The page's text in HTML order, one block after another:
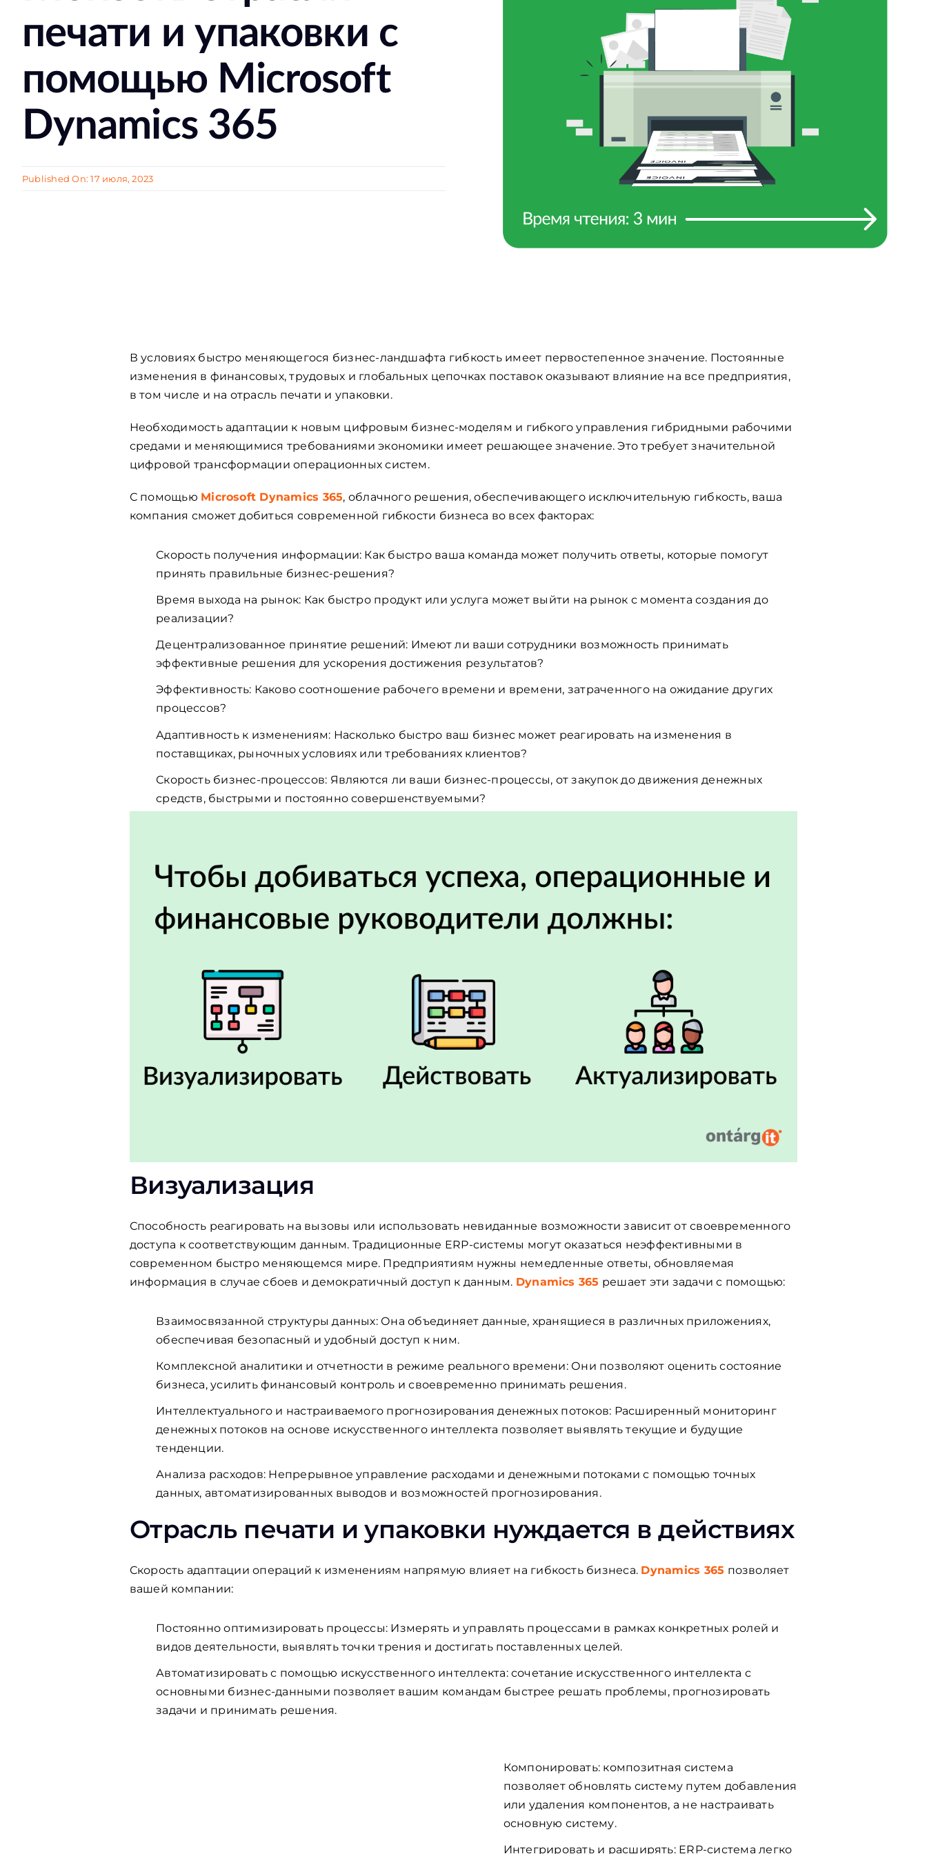
печати и упаковки с
помощью Microsoft
Dynamics 365
Published On: 17 июля, 2023
В условиях быстро меняющегося бизнес-ландшафта гибкость имеет первостепенное значение. Постоянные
изменения в финансовых, трудовых и глобальных цепочках поставок оказывают влияние на все предприятия,
в том числе и на отрасль печати и упаковки.
Необходимость адаптации к новым цифровым бизнес-моделям и гибкого управления гибридными рабочими
средами и меняющимися требованиями экономики имеет решающее значение. Это требует значительной
цифровой трансформации операционных систем.
С помощью Microsoft Dynamics 365, облачного решения, обеспечивающего исключительную гибкость, ваша
компания сможет добиться современной гибкости бизнеса во всех факторах:
Скорость получения информации: Как быстро ваша команда может получить ответы, которые помогут
принять правильные бизнес-решения?
Время выхода на рынок: Как быстро продукт или услуга может выйти на рынок с момента создания до
реализации?
Децентрализованное принятие решений: Имеют ли ваши сотрудники возможность принимать
эффективные решения для ускорения достижения результатов?
Эффективность: Каково соотношение рабочего времени и времени, затраченного на ожидание других
процессов?
Адаптивность к изменениям: Насколько быстро ваш бизнес может реагировать на изменения в
поставщиках, рыночных условиях или требованиях клиентов?
Скорость бизнес-процессов: Являются ли ваши бизнес-процессы, от закупок до движения денежных
средств, быстрыми и постоянно совершенствуемыми?
Визуализация
Способность реагировать на вызовы или использовать невиданные возможности зависит от своевременного
доступа к соответствующим данным. Традиционные ERP-системы могут оказаться неэффективными в
современном быстро меняющемся мире. Предприятиям нужны немедленные ответы, обновляемая
информация в случае сбоев и демократичный доступ к данным. Dynamics 365 решает эти задачи с помощью:
Взаимосвязанной структуры данных: Она объединяет данные, хранящиеся в различных приложениях,
обеспечивая безопасный и удобный доступ к ним.
Комплексной аналитики и отчетности в режиме реального времени: Они позволяют оценить состояние
бизнеса, усилить финансовый контроль и своевременно принимать решения.
Интеллектуального и настраиваемого прогнозирования денежных потоков: Расширенный мониторинг
денежных потоков на основе искусственного интеллекта позволяет выявлять текущие и будущие
тенденции.
Анализа расходов: Непрерывное управление расходами и денежными потоками с помощью точных
данных, автоматизированных выводов и возможностей прогнозирования.
Отрасль печати и упаковки нуждается в действиях
Скорость адаптации операций к изменениям напрямую влияет на гибкость бизнеса. Dynamics 365 позволяет
вашей компании:
Постоянно оптимизировать процессы: Измерять и управлять процессами в рамках конкретных ролей и
видов деятельности, выявлять точки трения и достигать поставленных целей.
Автоматизировать с помощью искусственного интеллекта: сочетание искусственного интеллекта с
основными бизнес-данными позволяет вашим командам быстрее решать проблемы, прогнозировать
задачи и принимать решения.
Компонировать: композитная система
позволяет обновлять систему путем добавления
или удаления компонентов, а не настраивать
основную систему.
Интегрировать и расширять: ERP-система легко